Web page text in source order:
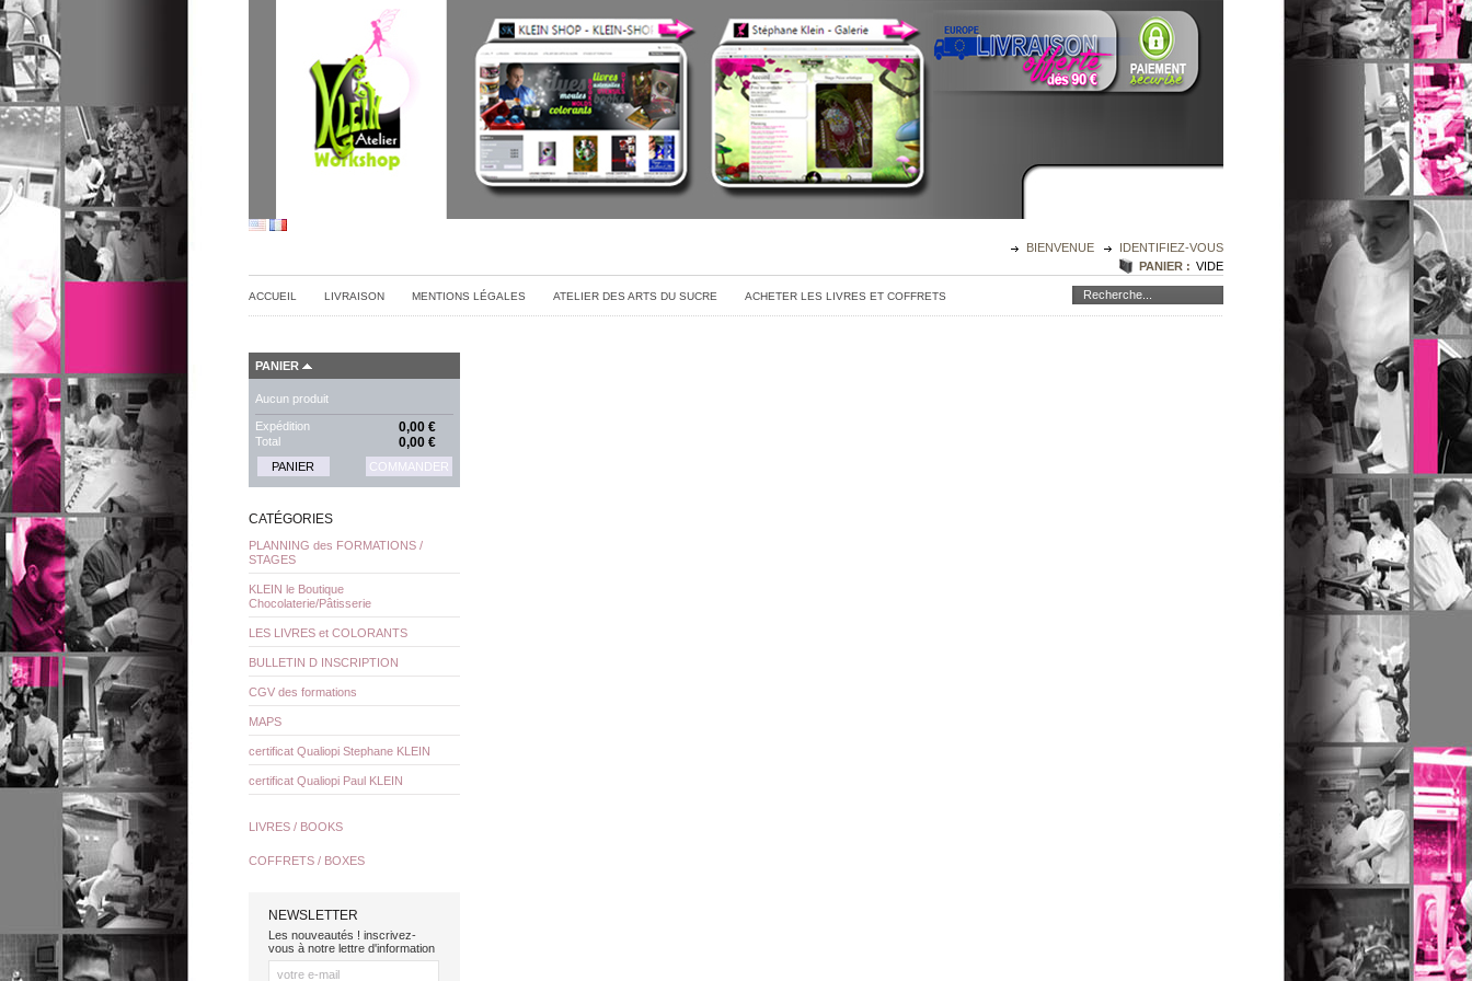
BIENVENUE
IDENTIFIEZ-VOUS
PANIER : VIDE
ACCUEIL LIVRAISON MENTIONS LÉGALES ATELIER DES ARTS DU SUCRE ACHETER LES LIVRES ET COFFRETS
PANIER
Aucun produit
Expédition 0,00 €
Total 0,00 €
PANIER COMMANDER
CATÉGORIES
PLANNING des FORMATIONS /
STAGES
KLEIN le Boutique
Chocolaterie/Pâtisserie
LES LIVRES et COLORANTS
BULLETIN D INSCRIPTION
CGV des formations
MAPS
certificat Qualiopi Stephane KLEIN
certificat Qualiopi Paul KLEIN
LIVRES / BOOKS
COFFRETS / BOXES
NEWSLETTER
Les nouveautés ! inscrivez-
vous à notre lettre d'information